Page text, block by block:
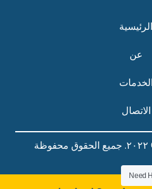
الرئيسية
عن
الخدمات
الاتصال
Need